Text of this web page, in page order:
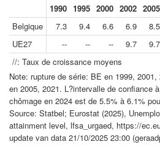
1990 1995 2000 2002 2005
Belgique
7.3 9.4 6.6 6.9 8.5
UE27
-- -- -- 9.7 9.7
//: Taux de croissance moyens
Note: rupture de série: BE en 1999,
en 2005, 2021. L?intervalle de confiance
chômage en 2024 est de 5.5% à 6.1%
Source: Statbel; Eurostat (2025),
attainment level, lfsa_urgaed, https://
update van data 21/10/2025 23:00